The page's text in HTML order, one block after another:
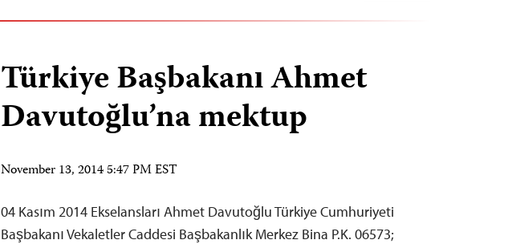
Türkiye Başbakanı Ahmet
Davutoğlu’na mektup
November 13, 2014 5:47 PM EST
04 Kasım 2014 Ekselansları Ahmet Davutoğlu Türkiye Cumhuriyeti
Başbakanı Vekaletler Caddesi Başbakanlık Merkez Bina P.K. 06573;